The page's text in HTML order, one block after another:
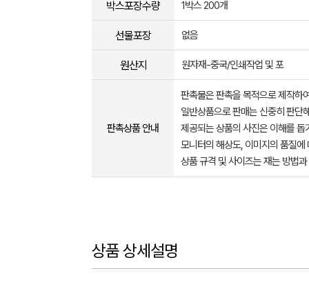
박스포장수량 1박스 200개
선물포장 없음
원산지 원자재-중국/인쇄작업 및 포
판촉상품 안내
판촉물은 판촉을 목적으로 제작하
일반상품으로 판매는 신중히 판단
제공되는 상품의 사진은 이해를
모니터의 해상도, 이미지의 품질
상품 규격 및 사이즈는 재는 방법
상품 상세설명